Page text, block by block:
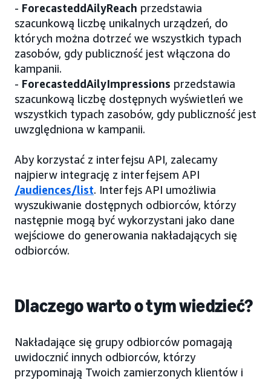
- ForecasteddAilyReach przedstawia
szacunkową liczbę unikalnych urządzeń, do
których można dotrzeć we wszystkich typach
zasobów, gdy publiczność jest włączona do
kampanii.
- ForecasteddAilyImpressions przedstawia
szacunkową liczbę dostępnych wyświetleń we
wszystkich typach zasobów, gdy publiczność jest
uwzględniona w kampanii.
Aby korzystać z interfejsu API, zalecamy
najpierw integrację z interfejsem API
/audiences/list. Interfejs API umożliwia
wyszukiwanie dostępnych odbiorców, którzy
następnie mogą być wykorzystani jako dane
wejściowe do generowania nakładających się
odbiorców.
Dlaczego warto o tym wiedzieć?
Nakładające się grupy odbiorców pomagają
uwidocznić innych odbiorców, którzy
przypominają Twoich zamierzonych klientów i